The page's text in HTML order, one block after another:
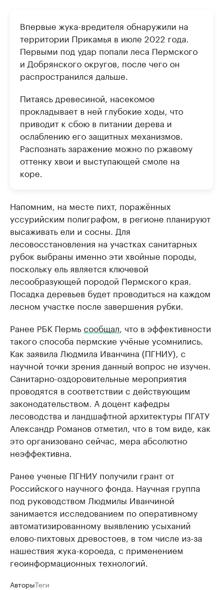
Впервые жука-вредителя обнаружили на
территории Прикамья в июле 2022 года.
Первыми под удар попали леса Пермского
и Добрянского округов, после чего он
распространился дальше.
Питаясь древесиной, насекомое
прокладывает в ней глубокие ходы, что
приводит к сбою в питании дерева и
ослаблению его защитных механизмов.
Распознать заражение можно по ржавому
оттенку хвои и выступающей смоле на
коре.
Напомним, на месте пихт, поражённых
уссурийским полиграфом, в регионе планируют
высаживать ели и сосны. Для
лесовосстановления на участках санитарных
рубок выбраны именно эти хвойные породы,
поскольку ель является ключевой
лесообразующей породой Пермского края.
Посадка деревьев будет проводиться на каждом
лесном участке после завершения рубки.
Ранее РБК Пермьсообщал , что в эффективности
такого способа пермские учёные усомнились.
Как заявила Людмила Иванчина (ПГНИУ), с
научной точки зрения данный вопрос не изучен.
Санитарно-оздоровительные мероприятия
проводятся в соответствии с действующим
законодательством. А доцент кафедры
лесоводства и ландшафтной архитектуры ПГАТУ
Александр Романов отметил, что в том виде, как
это организовано сейчас, мера абсолютно
неэффективна.
Ранее ученые ПГНИУ получили грант от
Российского научного фонда. Научная группа
под руководством Людмилы Иванчиной
занимается исследованием по оперативному
автоматизированному выявлению усыханий
елово-пихтовых древостоев, в том числе из-за
нашествия жука-короеда, с применением
геоинформационных технологий.
АвторыТеги